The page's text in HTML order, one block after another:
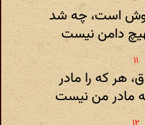
است، چه شد
دامن نیست
هر که را مادر
مادر من نیست